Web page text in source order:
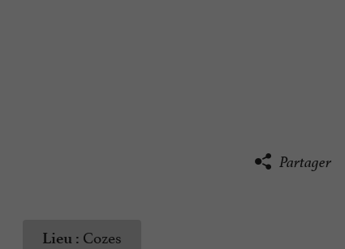
Partager
Lieu : Cozes